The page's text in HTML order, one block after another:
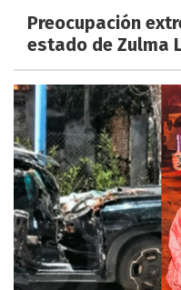
Preocupación
estado de Zulma